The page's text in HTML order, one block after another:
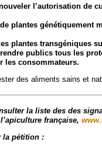
l’autorisation de
plantes génétiquement
plantes transgéniques
publics tous les
les consommateurs.
des aliments sains et
la liste des des
française,
la pétition :